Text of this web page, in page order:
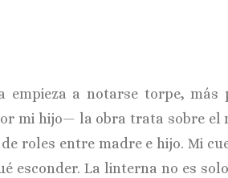
a notarse torpe, más
mi hijo— la obra trata sobre el
roles entre madre e hijo. Mi
esconder. La linterna no es